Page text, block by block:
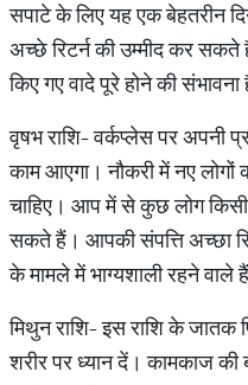
सपाटे के लिए यह एक बेहतरीन
अच्छे रिटर्न की उम्मीद कर सकते
किए गए वादे पूरे होने की संभावना
वृषभ राशि- वर्कप्लेस पर अपनी
काम आएगा। नौकरी में नए
चाहिए। आप में से कुछ लोग किसी
सकते हैं। आपकी संपत्ति अच्छा
के मामले में भाग्यशाली रहने वाले
मिथुन राशि- इस राशि के
शरीर पर ध्यान दें। कामकाज